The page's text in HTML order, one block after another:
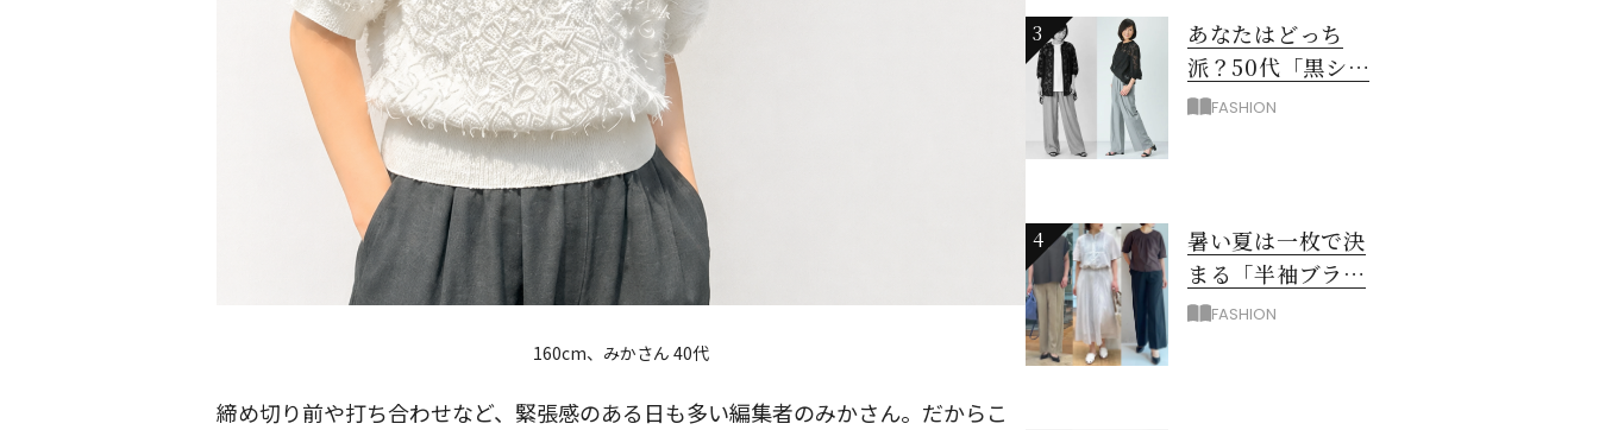
160cm、みかさん 40代
締め切り前や打ち合わせなど、緊張感のある日も多い編集者のみかさん。だからこ
3
あなたはどっち
派？50代「黒シア
ー×ユニクロワイ
FASHION
4
暑い夏は一枚で決
まる「半袖ブラウ
ス＆シャツ」で時
FASHION